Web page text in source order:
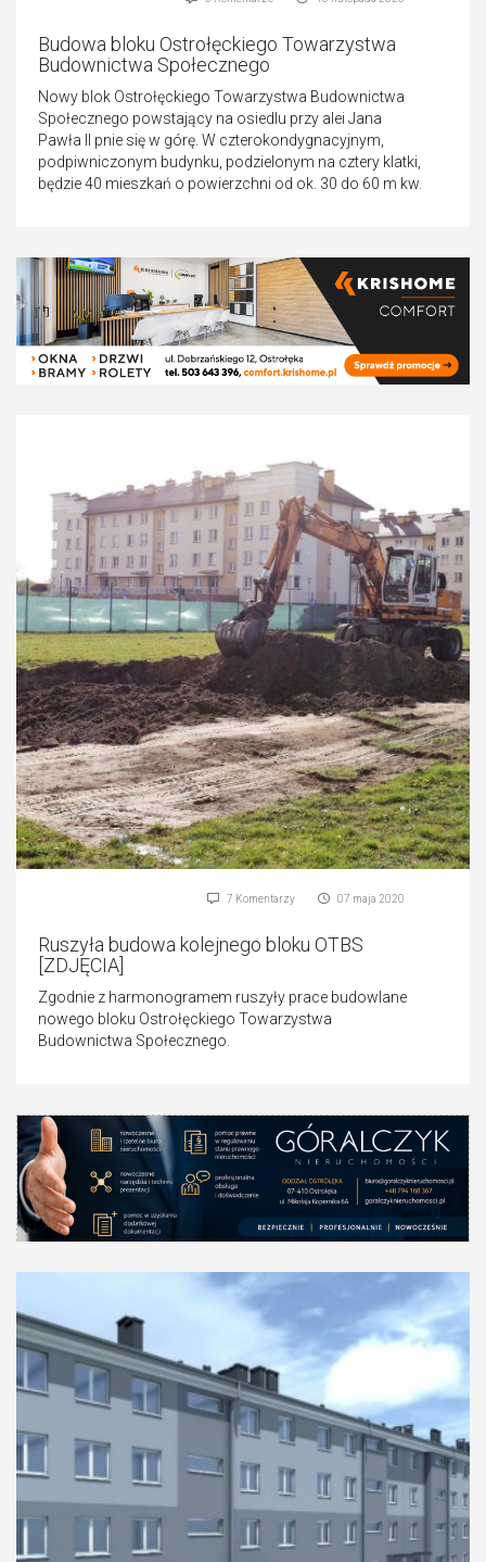
Budowa bloku Ostrołęckiego Towarzystwa
Budownictwa Społecznego
Nowy blok Ostrołęckiego Towarzystwa Budownictwa
Społecznego powstający na osiedlu przy alei Jana
Pawła II pnie się w górę. W czterokondygnacyjnym,
podpiwniczonym budynku, podzielonym na cztery klatki,
będzie 40 mieszkań o powierzchni od ok. 30 do 60 m kw.
07 maja 2020
7 Komentarzy
Ruszyła budowa kolejnego bloku OTBS
[ZDJĘCIA]
Zgodnie z harmonogramem ruszyły prace budowlane
nowego bloku Ostrołęckiego Towarzystwa
Budownictwa Społecznego.